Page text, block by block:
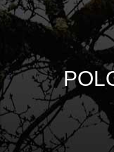
accesibilidade.